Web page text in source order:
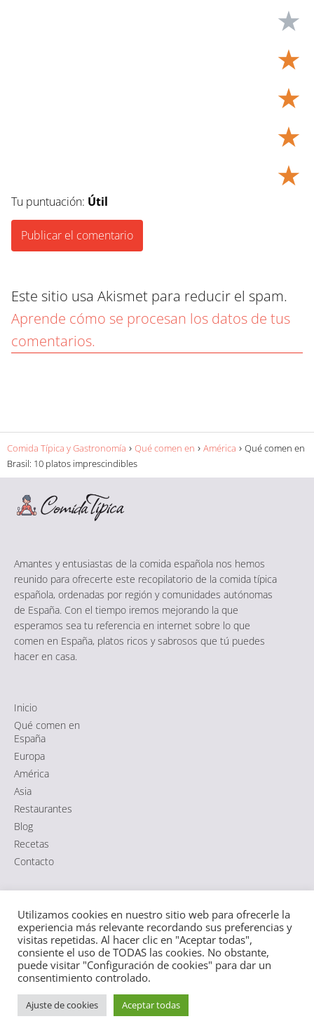
★
★
★
★
★
Tu puntuación: Útil
Este sitio usa Akismet para reducir el spam.
Aprende cómo se procesan los datos de tus
comentarios.
Comida Típica y Gastronomía Qué comen en América
Qué comen en
Brasil: 10 platos imprescindibles
Amantes y entusiastas de la comida española nos hemos
reunido para ofrecerte este recopilatorio de la comida típica
española, ordenadas por región y comunidades autónomas
de España. Con el tiempo iremos mejorando la que
esperamos sea tu referencia en internet sobre lo que
comen en España, platos ricos y sabrosos que tú puedes
hacer en casa.
Inicio
Qué comen en
España
Europa
América
Asia
Restaurantes
Blog
Recetas
Contacto
Política de Privacidad RGPD|Sitemap HTML ·Sitemap XML
Utilizamos cookies en nuestro sitio web para ofrecerle la
experiencia más relevante recordando sus preferencias y
visitas repetidas. Al hacer clic en "Aceptar todas",
consiente el uso de TODAS las cookies. No obstante,
puede visitar "Configuración de cookies" para dar un
consentimiento controlado.
Ajuste de cookies Aceptar todas
Español